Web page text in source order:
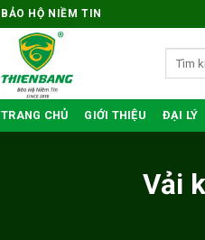
BẢO HỘ NIỀM TIN
TRANG CHỦ GIỚI THIỆU ĐẠI LÝ
Vải